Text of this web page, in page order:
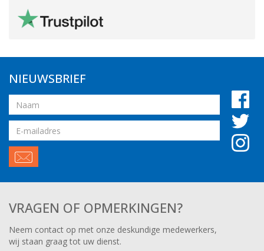
NIEUWSBRIEF
Naam
Email
adres
VRAGEN OF OPMERKINGEN?
Neem contact op met onze deskundige medewerkers,
wij staan graag tot uw dienst.